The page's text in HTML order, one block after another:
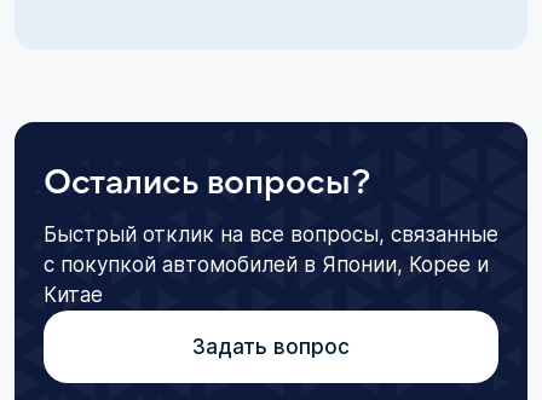
Остались вопросы?
Быстрый отклик на все вопросы, связанные
с покупкой автомобилей в Японии, Корее и
Китае
Задать вопрос